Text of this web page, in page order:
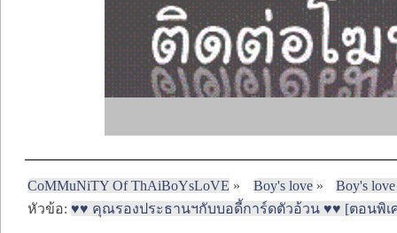
CoMMuNiTY Of ThAiBoYsLoVE » Boy's love»
Boy's
หัวข้อ:♥♥ คุณรองประธานฯกับบอดี้การ์ดตัวอ้วน ♥♥ [ตอนพิเศ